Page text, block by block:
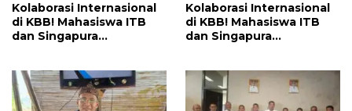
Kolaborasi Internasional
di KBB! Mahasiswa ITB
dan Singapura
Energi, dan Lingkungan
Kolaborasi Internasional
di KBB! Mahasiswa ITB
dan Singapura
Energi, dan Lingkungan